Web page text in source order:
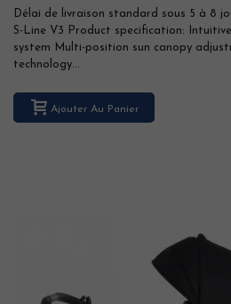
Délai de livraison standard sous 5 à 8
S-Line V3 Product specification:
system Multi-position sun canopy
technology...
Ajouter Au Panier